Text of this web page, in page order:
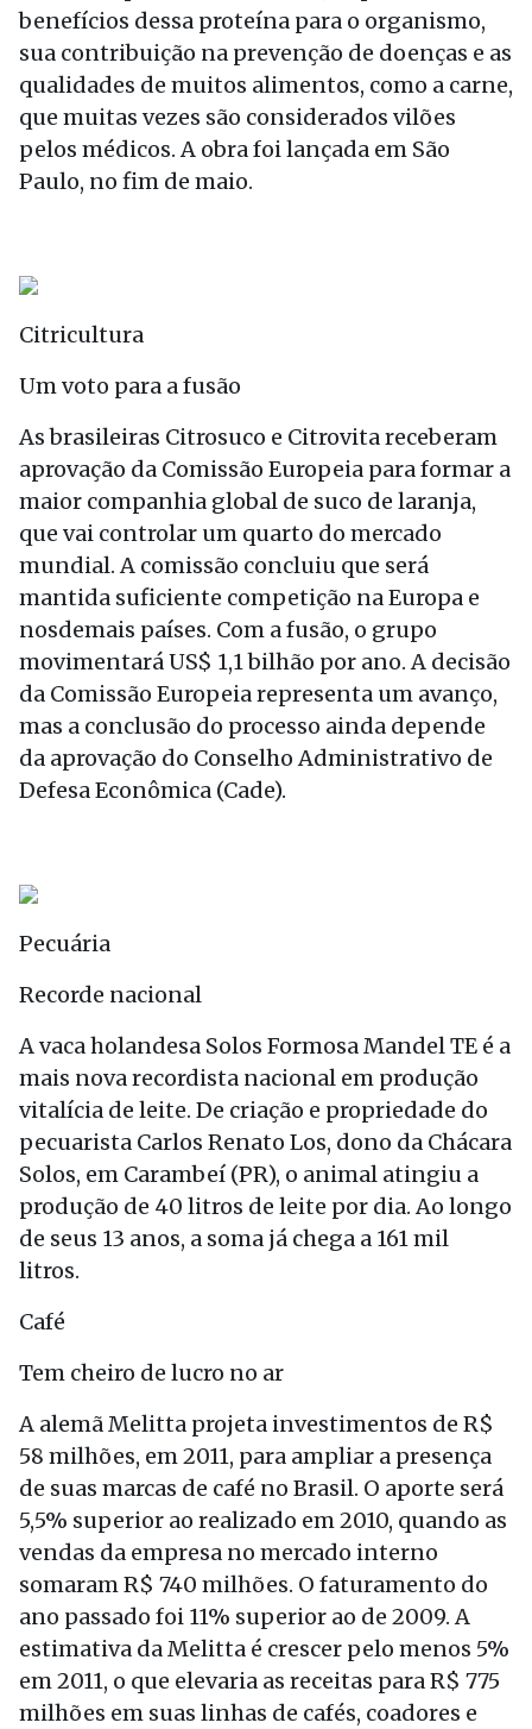
benefícios dessa proteína para o organismo,
sua contribuição na prevenção de doenças e as
qualidades de muitos alimentos, como a carne,
que muitas vezes são considerados vilões
pelos médicos. A obra foi lançada em São
Paulo, no fim de maio.
Citricultura
Um voto para a fusão
As brasileiras Citrosuco e Citrovita receberam
aprovação da Comissão Europeia para formar a
maior companhia global de suco de laranja,
que vai controlar um quarto do mercado
mundial. A comissão concluiu que será
mantida suficiente competição na Europa e
nosdemais países. Com a fusão, o grupo
movimentará US$ 1,1 bilhão por ano. A decisão
da Comissão Europeia representa um avanço,
mas a conclusão do processo ainda depende
da aprovação do Conselho Administrativo de
Defesa Econômica (Cade).
Pecuária
Recorde nacional
A vaca holandesa Solos Formosa Mandel TE é a
mais nova recordista nacional em produção
vitalícia de leite. De criação e propriedade do
pecuarista Carlos Renato Los, dono da Chácara
Solos, em Carambeí (PR), o animal atingiu a
produção de 40 litros de leite por dia. Ao longo
de seus 13 anos, a soma já chega a 161 mil
litros.
Café
Tem cheiro de lucro no ar
A alemã Melitta projeta investimentos de R$
58 milhões, em 2011, para ampliar a presença
de suas marcas de café no Brasil. O aporte será
5,5% superior ao realizado em 2010, quando as
vendas da empresa no mercado interno
somaram R$ 740 milhões. O faturamento do
ano passado foi 11% superior ao de 2009. A
estimativa da Melitta é crescer pelo menos 5%
em 2011, o que elevaria as receitas para R$ 775
milhões em suas linhas de cafés, coadores e